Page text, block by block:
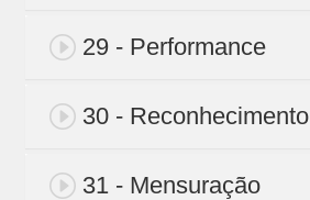
29 - Performance
30 - Reconhecimento
31 - Mensuração